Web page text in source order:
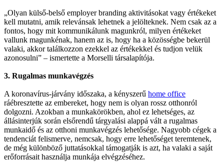
„Olyan külső-belső employer branding aktivitásokat vagy értékeket
kell mutatni, amik relevánsak lehetnek a jelölteknek. Nem csak az a
fontos, hogy mit kommunikálunk magunkról, milyen értékeket
vallunk magunkénak, hanem az is, hogy ha a közösségbe bekerül
valaki, akkor találkozzon ezekkel az értékekkel és tudjon velük
azonosulni” – ismertette a Morselli társalapítója.
3. Rugalmas munkavégzés
A koronavírus-járvány időszaka, a kényszerű home office
ráébresztette az embereket, hogy nem is olyan rossz otthonról
dolgozni. Azokban a munkakörökben, ahol ez lehetséges, az
állásinterjúk során elsőrendű tárgyalási alappá vált a rugalmas
munkaidő és az otthoni munkavégzés lehetősége. Nagyobb cégek a
tendenciát felismerve, nemcsak, hogy erre lehetőséget teremtenek,
de még különböző juttatásokkal támogatják is azt, ha valaki a saját
erőforrásait használja munkája elvégzéséhez.